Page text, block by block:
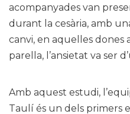
acompanyades van
durant la cesària, amb
canvi, en aquelles dones
parella, l’ansietat va ser
Amb aquest estudi,
Taulí és un dels primers